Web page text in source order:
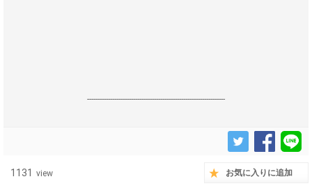
------------------------------------------------------------------
1131 view お気に入りに追加